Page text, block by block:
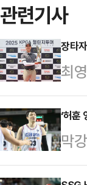
관련기사
장타
최
상
경
열
위
‘허훈
막
난